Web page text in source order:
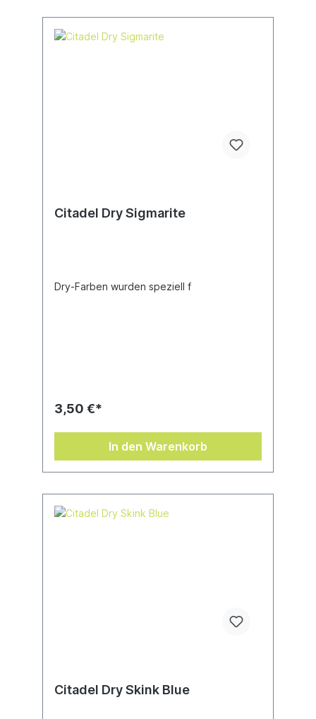
Citadel Dry Sigmarite
Dry-Farben wurden speziell f
3,50 €*
In den Warenkorb
Citadel Dry Skink Blue